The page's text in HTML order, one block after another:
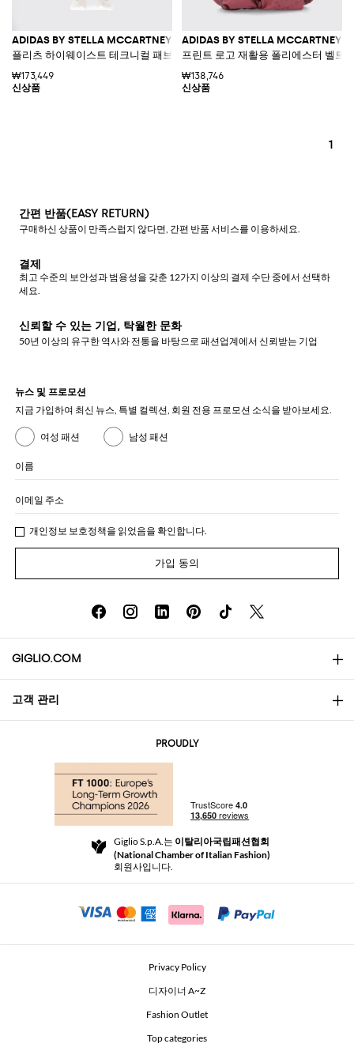
ADIDAS BY STELLA MCCARTNEY
플리츠 하이웨이스트 테크니컬 패브릭 테니스 쇼츠
₩173,449
ADIDAS BY STELLA MCCARTNEY
프린트 로고 재활용 폴리에스터 벨트
₩138,746
1
간편 반품(EASY RETURN)
구매하신 상품이 만족스럽지 않다면, 간편 반품 서비스를 이용하세요.
결제
최고 수준의 보안성과 범용성을 갖춘 12가지 이상의 결제 수단 중에서 선택하
세요.
신뢰할 수 있는 기업, 탁월한 문화
50년 이상의 유구한 역사와 전통을 바탕으로 패션업계에서 신뢰받는 기업
뉴스 및 프로모션
지금 가입하여 최신 뉴스, 특별 컬렉션, 회원 전용 프로모션 소식을 받아보세요.
여성 패션 남성 패션
이름
이메일 주소
개인정보 보호정책을 읽었음을 확인합니다.
가입 동의
GIGLIO.COM
소개
Community Store
Beauty Seekers VIP Club
고객 관리
반품 및 환불
For a safe shopping experience
Security Communication
PROUDLY
Giglio S.p.A.는 이탈리아국립패션협회
(National Chamber of Italian Fashion)
회원사입니다.
Privacy Policy
디자이너 A~Z
Fashion Outlet
Top categories